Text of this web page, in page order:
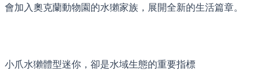
會加入奧克蘭動物園的水獺家族，展開全新的生活篇章。
小爪水獺體型迷你，卻是水域生態的重要指標